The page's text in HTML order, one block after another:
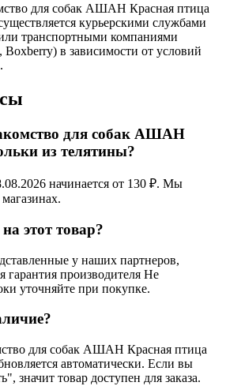
для собак АШАН Красная птица
курьерскими службами
транспортными компаниями
в зависимости от условий
для собак АШАН
из телятины?
начинается от 130 ₽. Мы
этот товар?
у наших партнеров,
гарантия производителя Не
уточняйте при покупке.
для собак АШАН Красная птица
автоматически. Если вы
значит товар доступен для заказа.